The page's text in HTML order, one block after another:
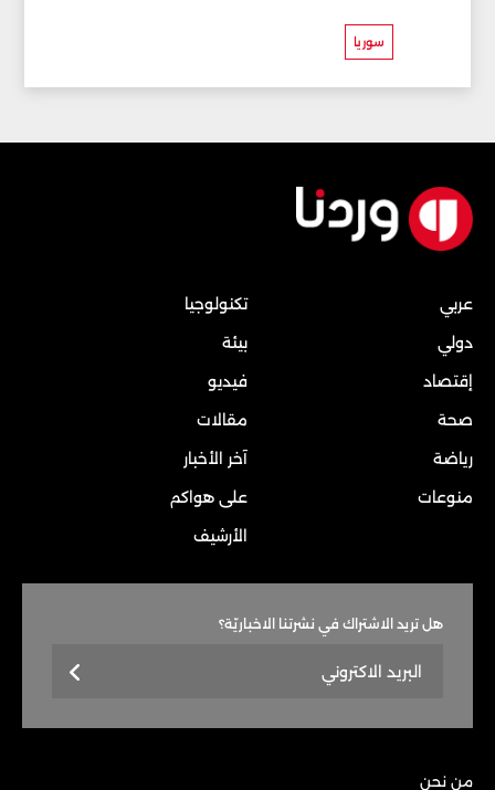
سوريا
عربي
دولي
إقتصاد
صحة
رياضة
منوعات
تكنولوجيا
بيئة
فيديو
مقالات
آخر الأخبار
على هواكم
الأرشيف
هل تريد الاشتراك في نشرتنا الاخباريّة؟
من نحن